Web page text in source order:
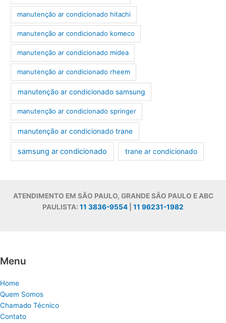
manutenção ar condicionado hitachi
manutenção ar condicionado komeco
manutenção ar condicionado midea
manutenção ar condicionado rheem
manutenção ar condicionado samsung
manutenção ar condicionado springer
manutenção ar condicionado trane
samsung ar condicionado trane ar condicionado
ATENDIMENTO EM SÃO PAULO, GRANDE SÃO PAULO E ABC
PAULISTA: 11 3836-9554 11 96231-1982
Menu
Home
Quem Somos
Chamado Técnico
Contato